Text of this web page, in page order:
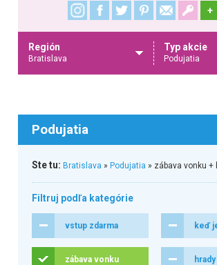
+
Región
Bratislava
Typ akcie
Podujatia
Podujatia
Ste tu: Bratislava » Podujatia » zábava vonku +
Filtruj podľa kategórie
vstup zdarma keď
zábava vonku